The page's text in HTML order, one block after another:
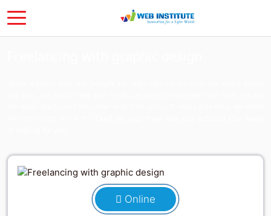
Online